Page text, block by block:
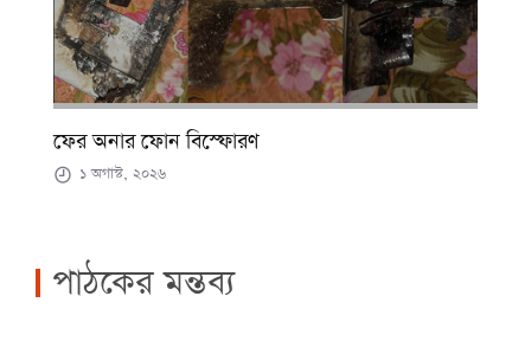
ফের অনার ফোন বিস্ফোরণ
১ অগাস্ট, ২০২৬
পাঠকের মন্তব্য